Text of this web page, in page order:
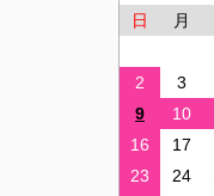
日
月
2
3
9
10
16
17
23
24